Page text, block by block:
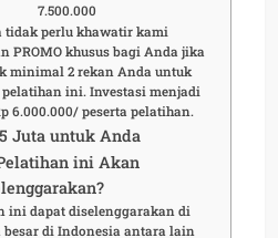
7.500.000
tidak perlu khawatir kami
PROMO khusus bagi Anda jika
minimal 2 rekan Anda untuk
ini. Investasi menjadi
6.000.000/ peserta pelatihan.
Juta untuk Anda
ini Akan
ini dapat diselenggarakan di
di Indonesia antara lain